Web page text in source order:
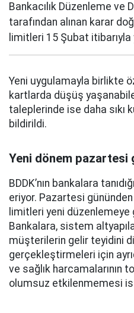
Bankacılık Düzenleme ve
tarafından alınan karar
limitleri 15 Şubat
Yeni uygulamayla birlikte
kartlarda düşüş
taleplerinde ise daha sıkı
bildirildi.
Yeni dönem pazartesi
BDDK’nın bankalara
eriyor. Pazartesi
limitleri yeni
Bankalara, sistem
müşterilerin gelir teyidini
gerçekleştirmeleri için
ve sağlık harcamalarının
olumsuz etkilenmemesi